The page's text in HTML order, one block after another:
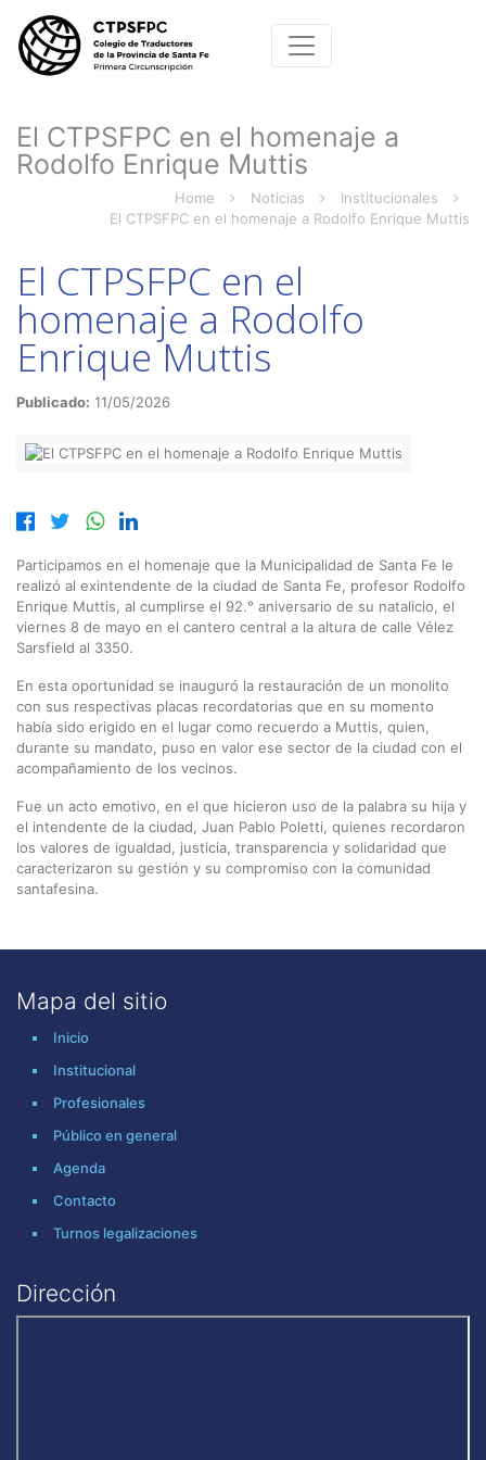
El CTPSFPC en el homenaje a
Rodolfo Enrique Muttis
Home Noticias
Institucionales
El CTPSFPC en el homenaje a Rodolfo Enrique Muttis
El CTPSFPC en el
homenaje a Rodolfo
Enrique Muttis
Publicado: 11/05/2026
Participamos en el homenaje que la Municipalidad de Santa Fe le
realizó al exintendente de la ciudad de Santa Fe, profesor Rodolfo
Enrique Muttis, al cumplirse el 92.° aniversario de su natalicio, el
viernes 8 de mayo en el cantero central a la altura de calle Vélez
Sarsfield al 3350.
En esta oportunidad se inauguró la restauración de un monolito
con sus respectivas placas recordatorias que en su momento
había sido erigido en el lugar como recuerdo a Muttis, quien,
durante su mandato, puso en valor ese sector de la ciudad con el
acompañamiento de los vecinos.
Fue un acto emotivo, en el que hicieron uso de la palabra su hija y
el intendente de la ciudad, Juan Pablo Poletti, quienes recordaron
los valores de igualdad, justicia, transparencia y solidaridad que
caracterizaron su gestión y su compromiso con la comunidad
santafesina.
Mapa del sitio
Inicio
Institucional
Profesionales
Público en general
Agenda
Contacto
Turnos legalizaciones
Dirección